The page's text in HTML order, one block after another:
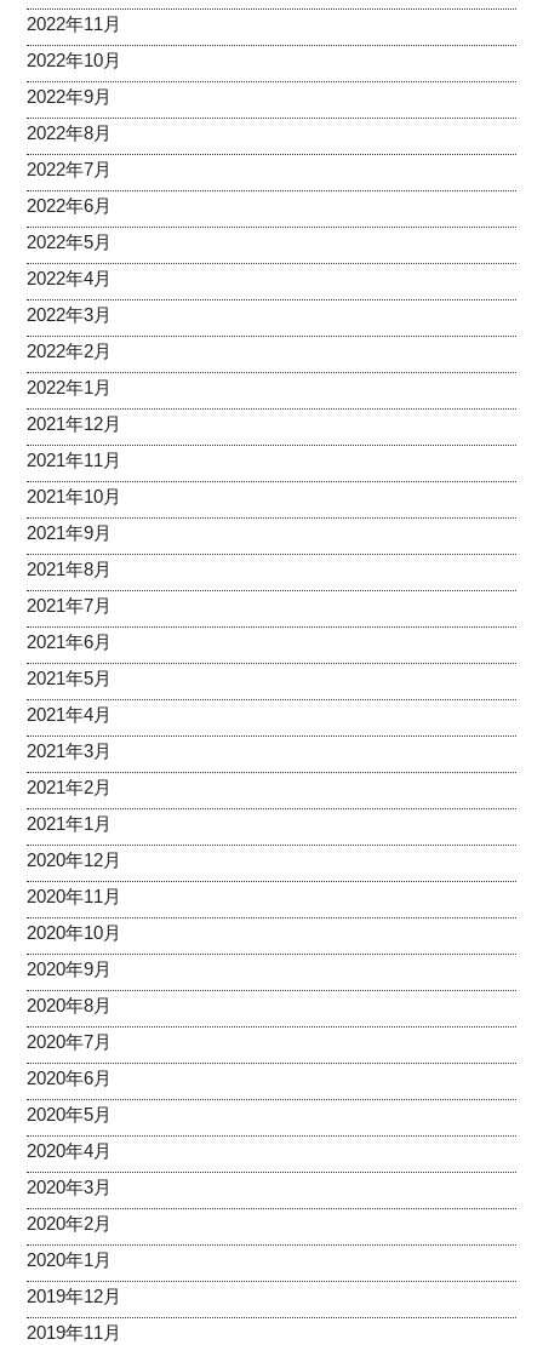
2022年11月
2022年10月
2022年9月
2022年8月
2022年7月
2022年6月
2022年5月
2022年4月
2022年3月
2022年2月
2022年1月
2021年12月
2021年11月
2021年10月
2021年9月
2021年8月
2021年7月
2021年6月
2021年5月
2021年4月
2021年3月
2021年2月
2021年1月
2020年12月
2020年11月
2020年10月
2020年9月
2020年8月
2020年7月
2020年6月
2020年5月
2020年4月
2020年3月
2020年2月
2020年1月
2019年12月
2019年11月